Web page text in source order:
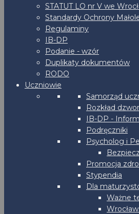
STATUT LO nr V we
Standardy Ochrony
Regulaminy
IB-DP
Podanie - wzór
Duplikaty dokumentów
RODO
Uczniowie
Samorząd
Rozkład
IB-DP -
Podręczniki
Psycholog i
Promocja
Stypendia
Dla
Ważne